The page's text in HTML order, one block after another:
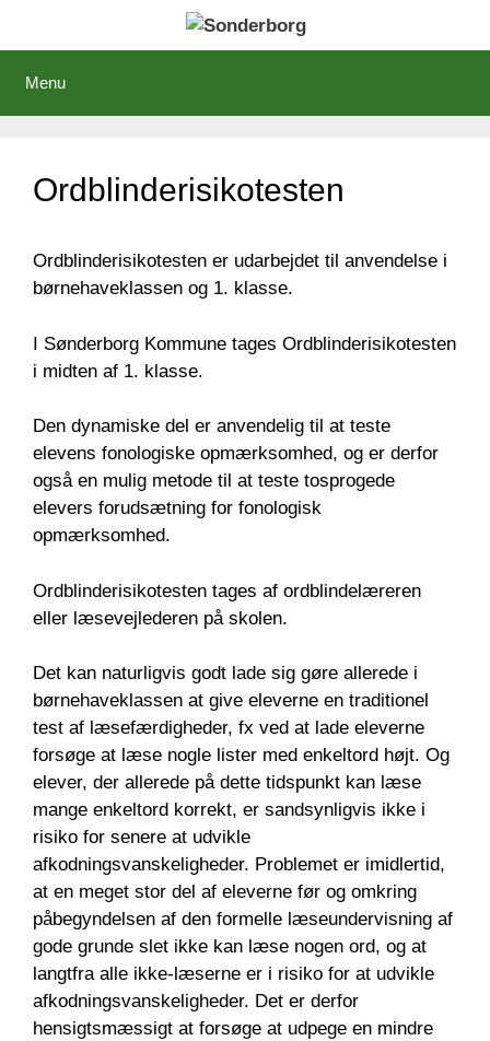
Menu
Ordblinderisikotesten
Ordblinderisikotesten er udarbejdet til anvendelse i
børnehaveklassen og 1. klasse.
I Sønderborg Kommune tages Ordblinderisikotesten
i midten af 1. klasse.
Den dynamiske del er anvendelig til at teste
elevens fonologiske opmærksomhed, og er derfor
også en mulig metode til at teste tosprogede
elevers forudsætning for fonologisk
opmærksomhed.
Ordblinderisikotesten tages af ordblindelæreren
eller læsevejlederen på skolen.
Det kan naturligvis godt lade sig gøre allerede i
børnehaveklassen at give eleverne en traditionel
test af læsefærdigheder, fx ved at lade eleverne
forsøge at læse nogle lister med enkeltord højt. Og
elever, der allerede på dette tidspunkt kan læse
mange enkeltord korrekt, er sandsynligvis ikke i
risiko for senere at udvikle
afkodningsvanskeligheder. Problemet er imidlertid,
at en meget stor del af eleverne før og omkring
påbegyndelsen af den formelle læseundervisning af
gode grunde slet ikke kan læse nogen ord, og at
langtfra alle ikke-læserne er i risiko for at udvikle
afkodningsvanskeligheder. Det er derfor
hensigtsmæssigt at forsøge at udpege en mindre